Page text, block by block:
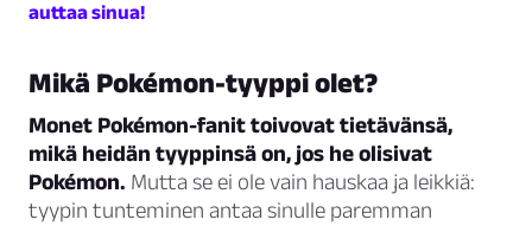
auttaa sinua!
Mikä Pokémon-tyyppi olet?
Monet Pokémon-fanit toivovat tietävänsä,
mikä heidän tyyppinsä on, jos he olisivat
Pokémon. Mutta se ei ole vain hauskaa ja leikkiä:
tyypin tunteminen antaa sinulle paremman